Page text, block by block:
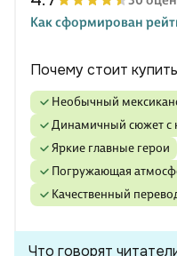
Как сформирован
Почему стоит
Необычный
Динамичный сюжет
Яркие главные герои
Погружающая
Качественный
Что говорят